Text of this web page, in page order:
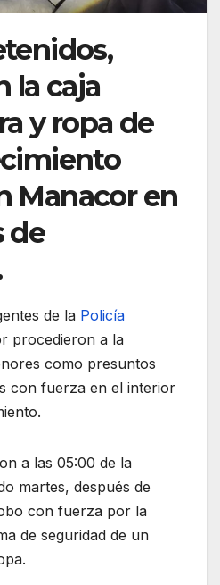
la caja
y ropa de
Manacor en
de
de la Policía
procedieron a la
como presuntos
con fuerza en el interior
a las 05:00 de la
martes, después de
con fuerza por la
de seguridad de un